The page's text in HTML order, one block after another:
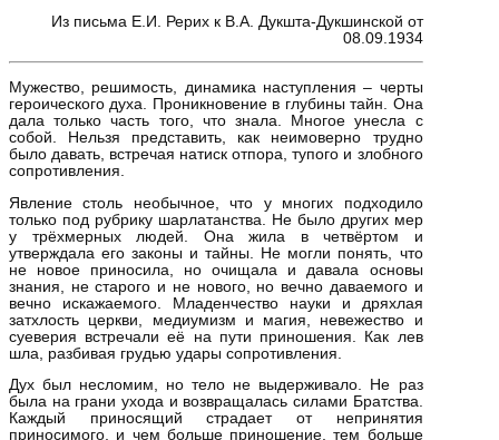
Из письма Е.И. Рерих к В.А. Дукшта-Дукшинской от
08.09.1934
Мужество, решимость, динамика наступления – черты
героического духа. Проникновение в глубины тайн. Она
дала только часть того, что знала. Многое унесла с
собой. Нельзя представить, как неимоверно трудно
было давать, встречая натиск отпора, тупого и злобного
сопротивления.
Явление столь необычное, что у многих подходило
только под рубрику шарлатанства. Не было других мер
у трёхмерных людей. Она жила в четвёртом и
утверждала его законы и тайны. Не могли понять, что
не новое приносила, но очищала и давала основы
знания, не старого и не нового, но вечно даваемого и
вечно искажаемого. Младенчество науки и дряхлая
затхлость церкви, медиумизм и магия, невежество и
суеверия встречали её на пути приношения. Как лев
шла, разбивая грудью удары сопротивления.
Дух был несломим, но тело не выдерживало. Не раз
была на грани ухода и возвращалась силами Братства.
Каждый приносящий страдает от непринятия
приносимого, и чем больше приношение, тем больше